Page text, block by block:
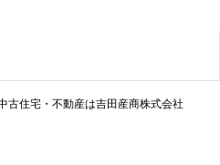
古住宅・不動産は吉田産商株式会社